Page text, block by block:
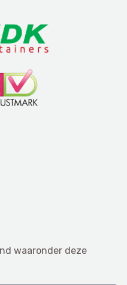
waaronder deze